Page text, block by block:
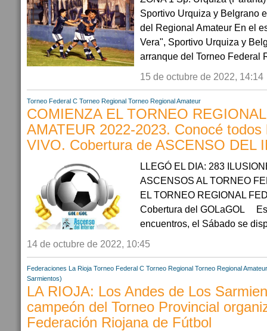
Sportivo Urquiza y Belgrano
del Regional Amateur En el
Vera", Sportivo Urquiza y
arranque del Torneo Federal
15 de octubre de 2022, 14:14
Torneo Federal C Torneo Regional Torneo Regional Amateur
COMIENZA EL TORNEO
AMATEUR 2022-2023. Conocé
VIVO. Cobertura de ASCENSO DEL
LLEGÓ EL DIA: 283
ASCENSOS AL TORNEO
EL TORNEO REGIONAL
Cobertura del GOLaGOL
encuentros, el Sábado se
14 de octubre de 2022, 10:45
Federaciones La Rioja Torneo Federal C Torneo Regional Torneo Regional Amateur
Sarmientos)
LA RIOJA: Los Andes de Los
campeón del Torneo Provincial
Federación Riojana de Fútbol